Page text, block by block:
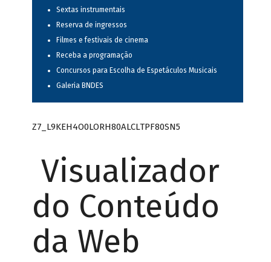
Sextas instrumentais
Reserva de ingressos
Filmes e festivais de cinema
Receba a programação
Concursos para Escolha de Espetáculos Musicais
Galeria BNDES
Z7_L9KEH4O0LORH80ALCLTPF80SN5
Visualizador
do Conteúdo
da Web